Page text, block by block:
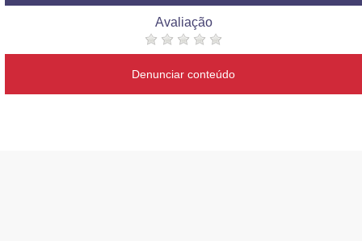
Avaliação
Denunciar conteúdo